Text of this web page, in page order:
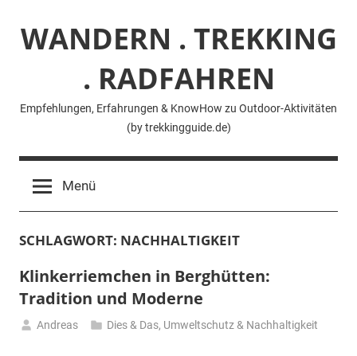
Inhalt
springenWANDERN . TREKKING
. RADFAHREN
Empfehlungen, Erfahrungen & KnowHow zu Outdoor-Aktivitäten
(by trekkingguide.de)
Menü
SCHLAGWORT: NACHHALTIGKEIT
Klinkerriemchen in Berghütten:
Tradition und Moderne
Andreas Dies & Das, Umweltschutz & Nachhaltigkeit